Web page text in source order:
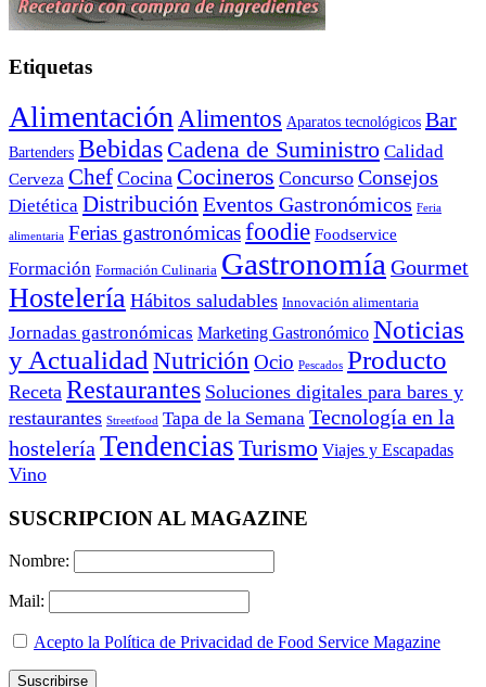
Etiquetas
Alimentación Alimentos Aparatos tecnológicos Bar
Bartenders Bebidas Cadena de Suministro Calidad
Cerveza Chef Cocina Cocineros Concurso Consejos
Dietética Distribución Eventos Gastronómicos Feria
alimentaria Ferias gastronómicasfoodie Foodservice
Formación Formación Culinaria Gastronomía Gourmet
Hostelería Hábitos saludables Innovación alimentaria
Jornadas gastronómicas Marketing Gastronómico Noticias
y Actualidad Nutrición Ocio Pescados Producto
Receta Restaurantes Soluciones digitales para bares y
restaurantes Streetfood Tapa de la Semana Tecnología en la
hostelería Tendencias Turismo Viajes y Escapadas
Vino
SUSCRIPCION AL MAGAZINE
Nombre:
Mail:
Acepto la Política de Privacidad de Food Service Magazine